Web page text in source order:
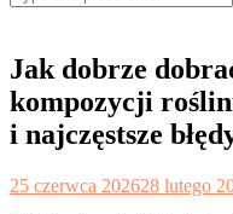
for:
Jak dobrze
kompozycji
i najczęstsze
25 czerwca 202628 lutego